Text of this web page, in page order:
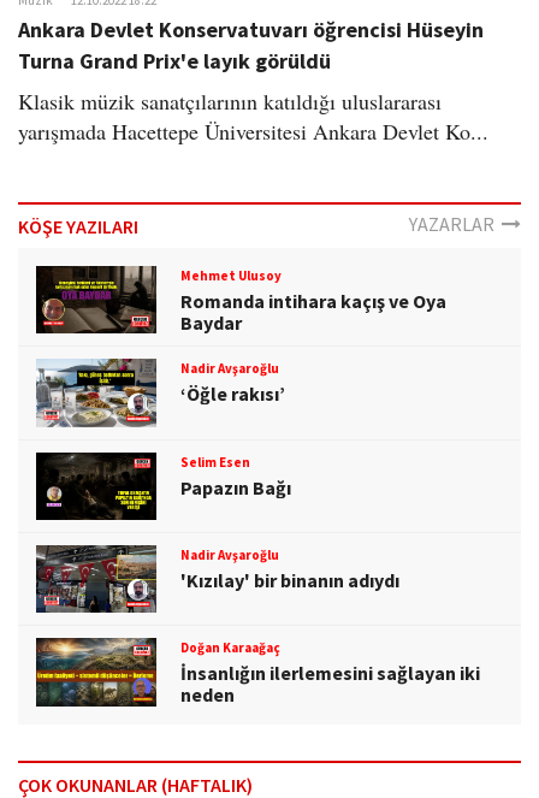
o
Ankara Devlet Konservatuvarı öğrencisi Hüseyin
Turna Grand Prix'e layık görüldü
Klasik müzik sanatçılarının katıldığı uluslararası
yarışmada Hacettepe Üniversitesi Ankara Devlet Ko...
KÖŞE YAZILARI YAZARLAR
Mehmet Ulusoy
Romanda intihara kaçış ve Oya
Baydar
Nadir Avşaroğlu
‘Öğle rakısı’
Selim Esen
Papazın Bağı
Nadir Avşaroğlu
'Kızılay' bir binanın adıydı
Doğan Karaağaç
İnsanlığın ilerlemesini sağlayan iki
neden
ÇOK OKUNANLAR (HAFTALIK)